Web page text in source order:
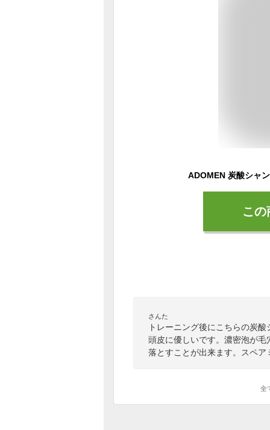
こ
さんた
トレーニング後にこちらの炭
頭皮に優しいです。濃密泡が
落とすことが出来ます。スペ
全